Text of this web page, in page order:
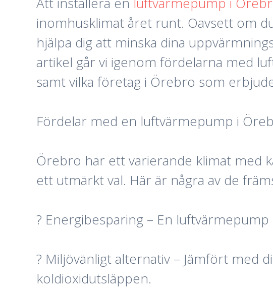
inomhusklimat året runt. Oavsett om
hjälpa dig att minska dina
artikel går vi igenom fördelarna med
samt vilka företag i Örebro som
Fördelar med en luftvärmepump i
Örebro har ett varierande klimat med
ett utmärkt val. Här är några av de
? Energibesparing – En
? Miljövänligt alternativ – Jämfört med
koldioxidutsläppen.